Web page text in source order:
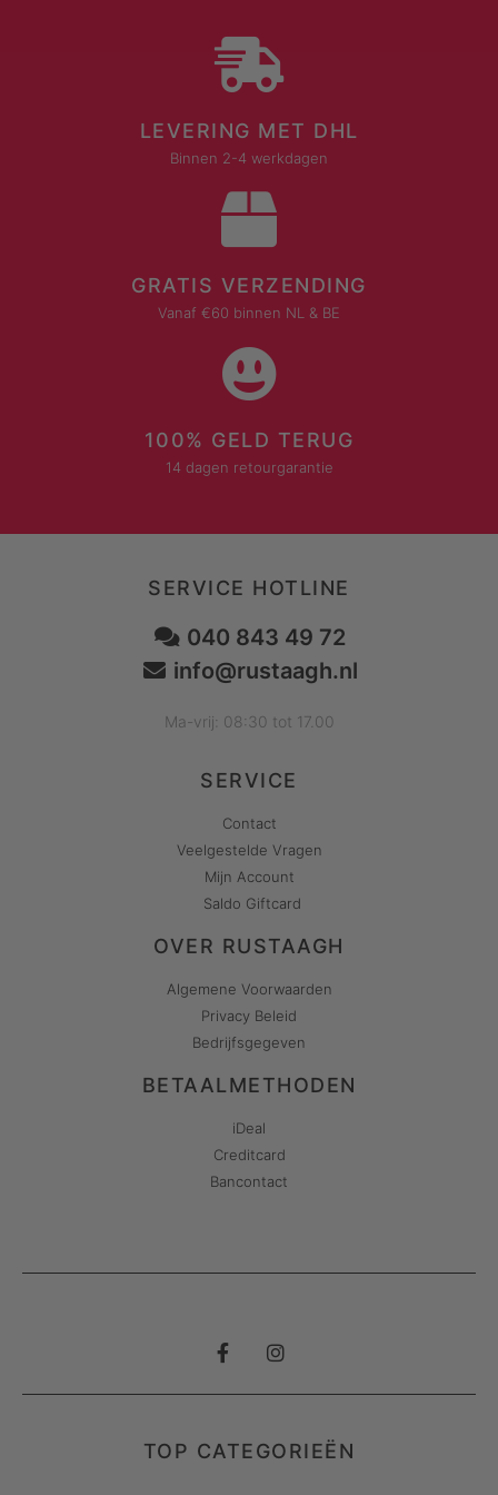
LEVERING MET DHL
Binnen 2-4 werkdagen
GRATIS VERZENDING
Vanaf €60 binnen NL & BE
100% GELD TERUG
14 dagen retourgarantie
SERVICE HOTLINE
040 843 49 72
info@rustaagh.nl
Ma-vrij: 08:30 tot 17.00
SERVICE
Contact
Veelgestelde Vragen
Mijn Account
Saldo Giftcard
OVER RUSTAAGH
Algemene Voorwaarden
Privacy Beleid
Bedrijfsgegeven
BETAALMETHODEN
iDeal
Creditcard
Bancontact
TOP CATEGORIEËN